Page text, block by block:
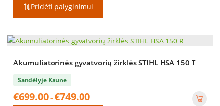
Pridėti palyginimui
Akumuliatorinės gyvatvorių žirklės STIHL HSA 150 T
Sandėlyje Kaune
€699.00–€749.00